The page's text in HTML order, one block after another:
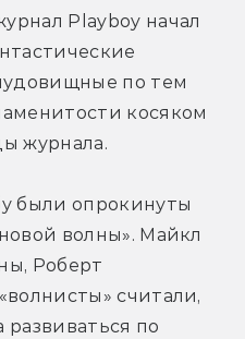
Playboy начал
по тем
косяком
журнала.
были опрокинуты
волны». Майкл
Роберт
считали,
по